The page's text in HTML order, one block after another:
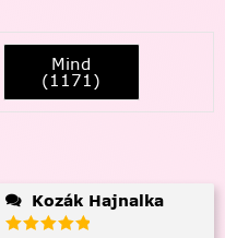
Mind
(1171)
Kozák Hajnalka